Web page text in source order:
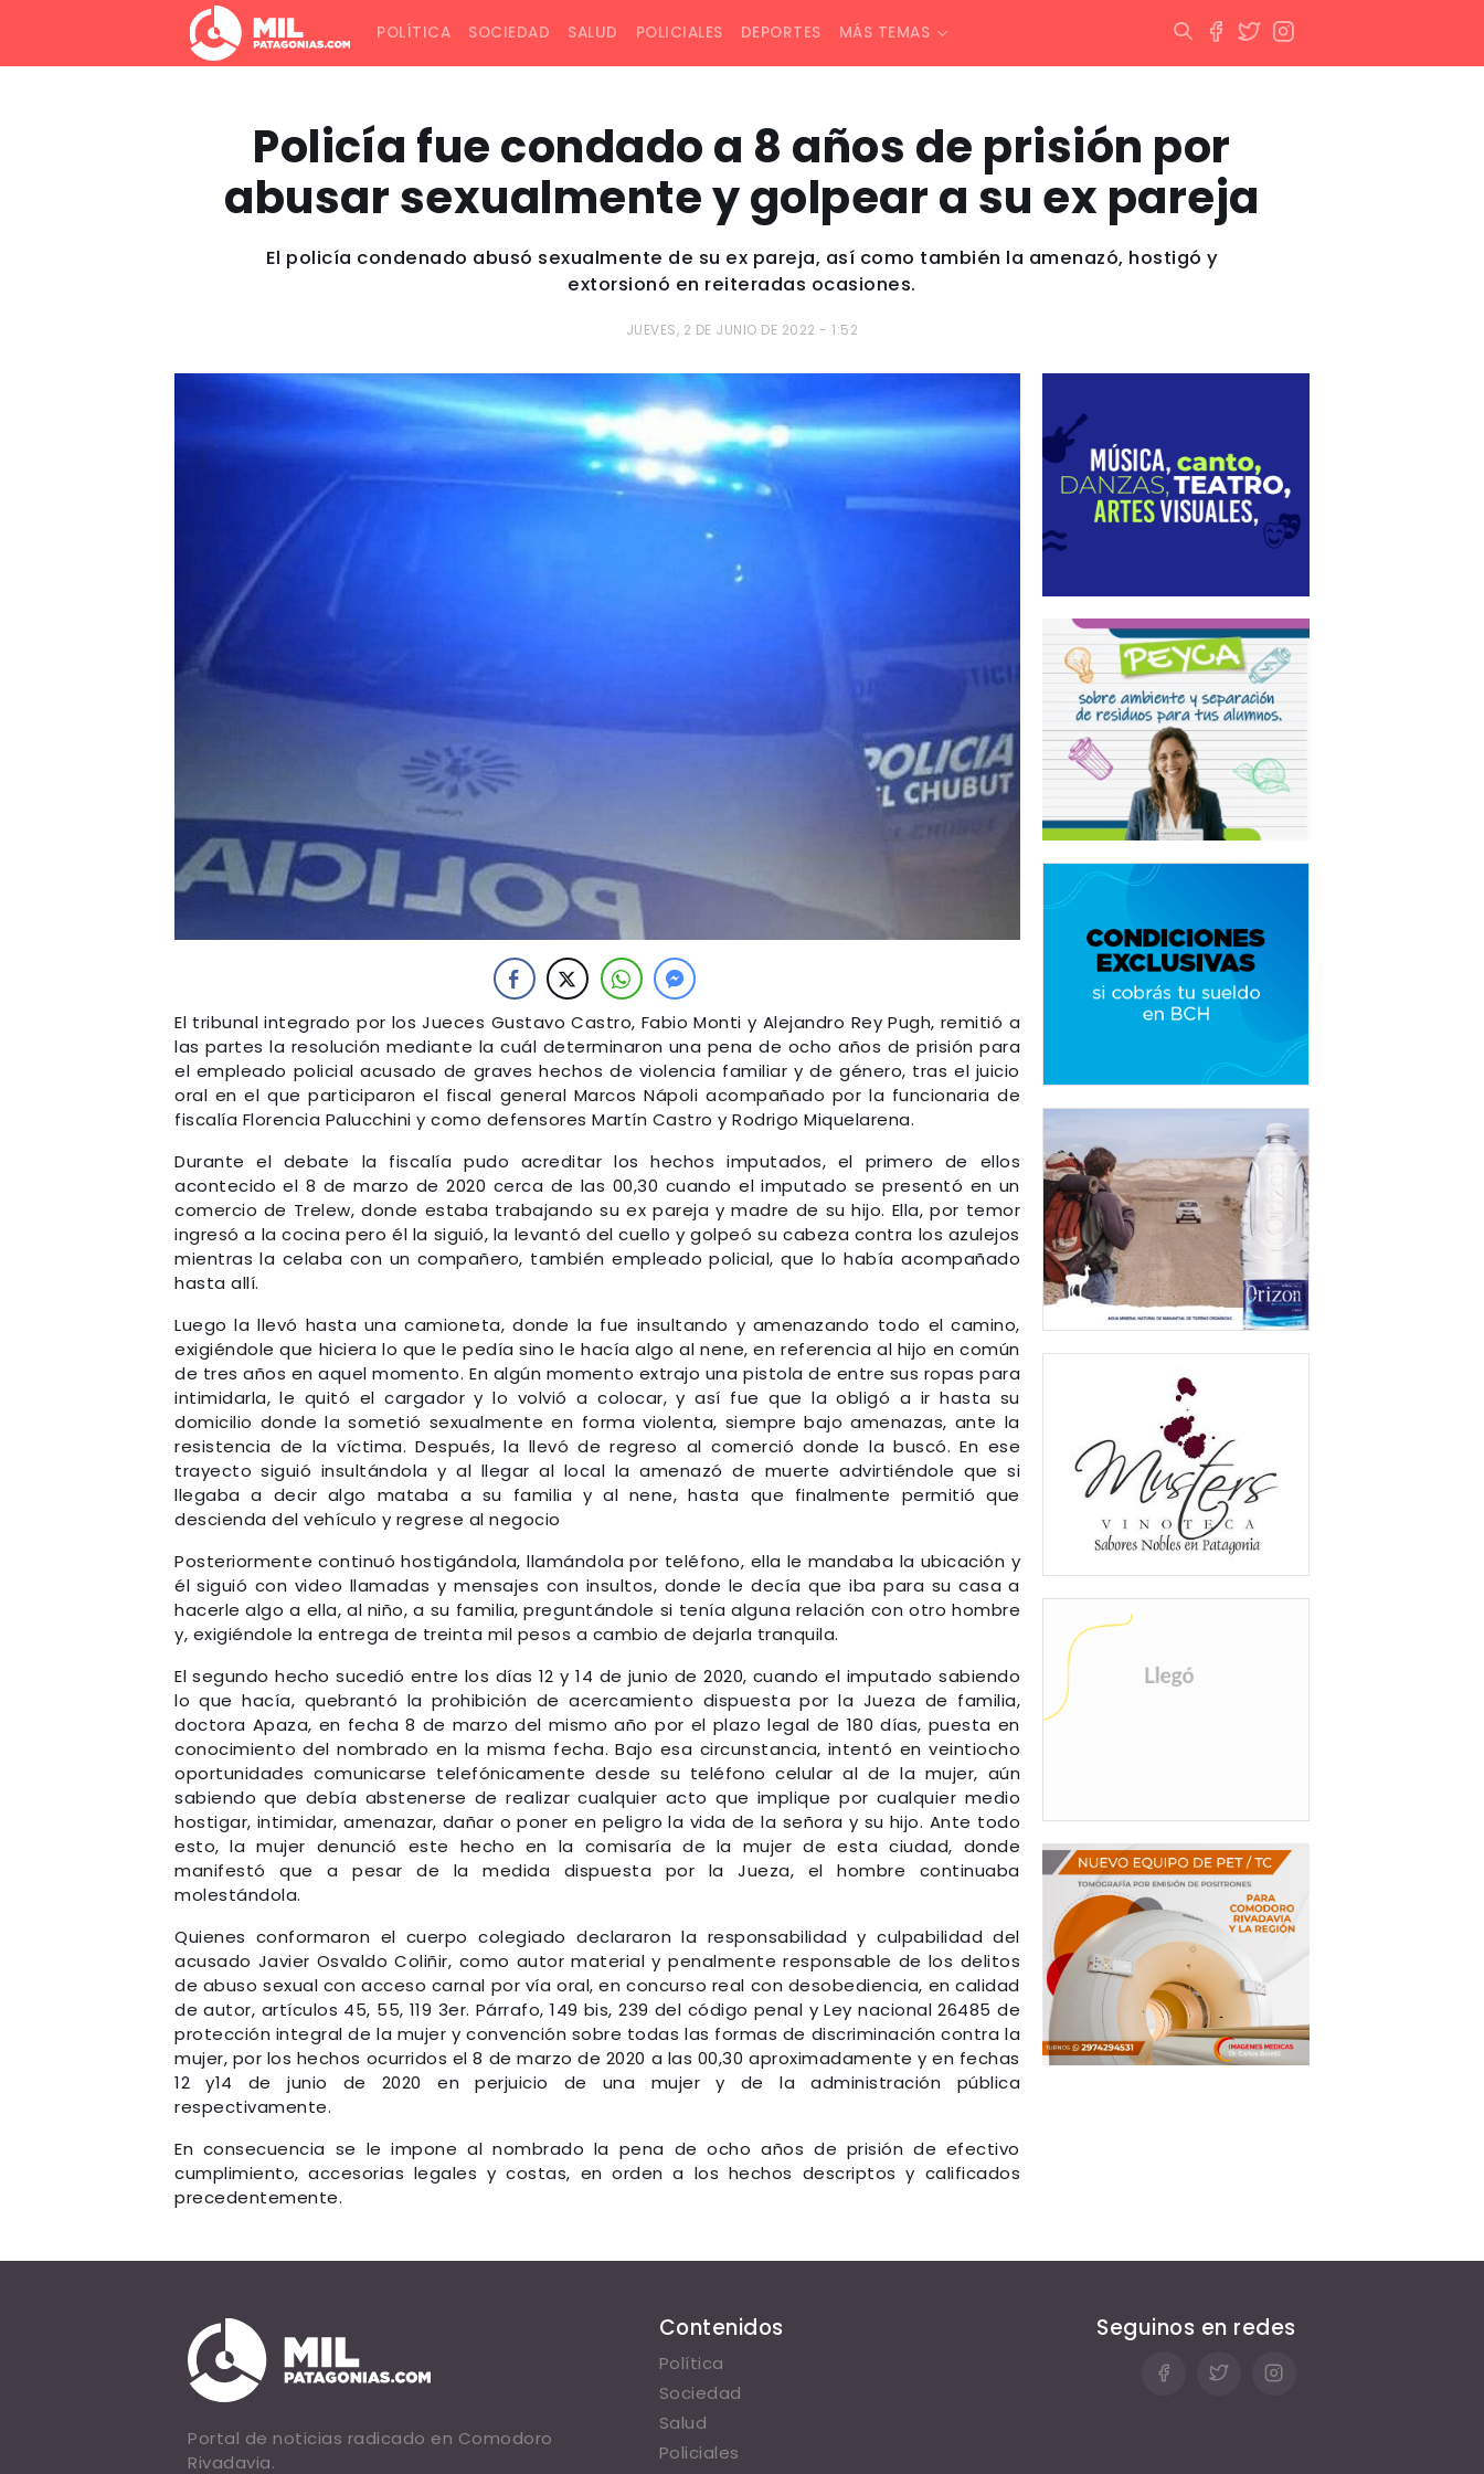
POLÍTICA SOCIEDAD SALUD POLICIALES DEPORTES MÁS TEMAS
Policía fue condado a 8 años de prisión por
abusar sexualmente y golpear a su ex pareja
El policía condenado abusó sexualmente de su ex pareja, así como también la amenazó, hostigó y
extorsionó en reiteradas ocasiones.
JUEVES, 2 DE JUNIO DE 2022 - 1:52
El tribunal integrado por los Jueces Gustavo Castro, Fabio Monti y Alejandro Rey Pugh, remitió a
las partes la resolución mediante la cuál determinaron una pena de ocho años de prisión para
el empleado policial acusado de graves hechos de violencia familiar y de género, tras el juicio
oral en el que participaron el fiscal general Marcos Nápoli acompañado por la funcionaria de
fiscalía Florencia Palucchini y como defensores Martín Castro y Rodrigo Miquelarena.
Durante el debate la fiscalía pudo acreditar los hechos imputados, el primero de ellos
acontecido el 8 de marzo de 2020 cerca de las 00,30 cuando el imputado se presentó en un
comercio de Trelew, donde estaba trabajando su ex pareja y madre de su hijo. Ella, por temor
ingresó a la cocina pero él la siguió, la levantó del cuello y golpeó su cabeza contra los azulejos
mientras la celaba con un compañero, también empleado policial, que lo había acompañado
hasta allí.
Luego la llevó hasta una camioneta, donde la fue insultando y amenazando todo el camino,
exigiéndole que hiciera lo que le pedía sino le hacía algo al nene, en referencia al hijo en común
de tres años en aquel momento. En algún momento extrajo una pistola de entre sus ropas para
intimidarla, le quitó el cargador y lo volvió a colocar, y así fue que la obligó a ir hasta su
domicilio donde la sometió sexualmente en forma violenta, siempre bajo amenazas, ante la
resistencia de la víctima. Después, la llevó de regreso al comerció donde la buscó. En ese
trayecto siguió insultándola y al llegar al local la amenazó de muerte advirtiéndole que si
llegaba a decir algo mataba a su familia y al nene, hasta que finalmente permitió que
descienda del vehículo y regrese al negocio
Posteriormente continuó hostigándola, llamándola por teléfono, ella le mandaba la ubicación y
él siguió con video llamadas y mensajes con insultos, donde le decía que iba para su casa a
hacerle algo a ella, al niño, a su familia, preguntándole si tenía alguna relación con otro hombre
y, exigiéndole la entrega de treinta mil pesos a cambio de dejarla tranquila.
El segundo hecho sucedió entre los días 12 y 14 de junio de 2020, cuando el imputado sabiendo
lo que hacía, quebrantó la prohibición de acercamiento dispuesta por la Jueza de familia,
doctora Apaza, en fecha 8 de marzo del mismo año por el plazo legal de 180 días, puesta en
conocimiento del nombrado en la misma fecha. Bajo esa circunstancia, intentó en veintiocho
oportunidades comunicarse telefónicamente desde su teléfono celular al de la mujer, aún
sabiendo que debía abstenerse de realizar cualquier acto que implique por cualquier medio
hostigar, intimidar, amenazar, dañar o poner en peligro la vida de la señora y su hijo. Ante todo
esto, la mujer denunció este hecho en la comisaría de la mujer de esta ciudad, donde
manifestó que a pesar de la medida dispuesta por la Jueza, el hombre continuaba
molestándola.
Quienes conformaron el cuerpo colegiado declararon la responsabilidad y culpabilidad del
acusado Javier Osvaldo Coliñir, como autor material y penalmente responsable de los delitos
de abuso sexual con acceso carnal por vía oral, en concurso real con desobediencia, en calidad
de autor, artículos 45, 55, 119 3er. Párrafo, 149 bis, 239 del código penal y Ley nacional 26485 de
protección integral de la mujer y convención sobre todas las formas de discriminación contra la
mujer, por los hechos ocurridos el 8 de marzo de 2020 a las 00,30 aproximadamente y en fechas
12 y14 de junio de 2020 en perjuicio de una mujer y de la administración pública
respectivamente.
En consecuencia se le impone al nombrado la pena de ocho años de prisión de efectivo
cumplimiento, accesorias legales y costas, en orden a los hechos descriptos y calificados
precedentemente.
Portal de noticias radicado en Comodoro
Rivadavia.
Contenidos
Política
Sociedad
Salud
Policiales
Seguinos en redes